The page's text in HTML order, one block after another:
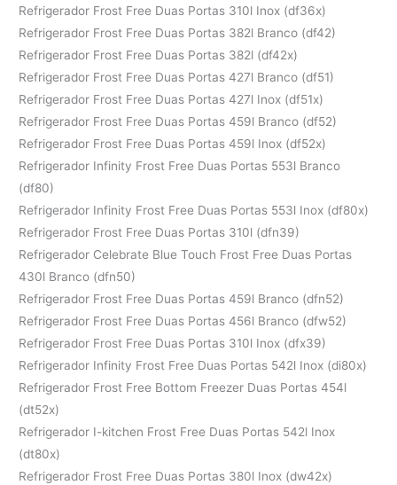
Refrigerador Frost Free Duas Portas 310l Inox (df36x)
Refrigerador Frost Free Duas Portas 382l Branco (df42)
Refrigerador Frost Free Duas Portas 382l (df42x)
Refrigerador Frost Free Duas Portas 427l Branco (df51)
Refrigerador Frost Free Duas Portas 427l Inox (df51x)
Refrigerador Frost Free Duas Portas 459l Branco (df52)
Refrigerador Frost Free Duas Portas 459l Inox (df52x)
Refrigerador Infinity Frost Free Duas Portas 553l Branco
(df80)
Refrigerador Infinity Frost Free Duas Portas 553l Inox (df80x)
Refrigerador Frost Free Duas Portas 310l (dfn39)
Refrigerador Celebrate Blue Touch Frost Free Duas Portas
430l Branco (dfn50)
Refrigerador Frost Free Duas Portas 459l Branco (dfn52)
Refrigerador Frost Free Duas Portas 456l Branco (dfw52)
Refrigerador Frost Free Duas Portas 310l Inox (dfx39)
Refrigerador Infinity Frost Free Duas Portas 542l Inox (di80x)
Refrigerador Frost Free Bottom Freezer Duas Portas 454l
(dt52x)
Refrigerador I-kitchen Frost Free Duas Portas 542l Inox
(dt80x)
Refrigerador Frost Free Duas Portas 380l Inox (dw42x)